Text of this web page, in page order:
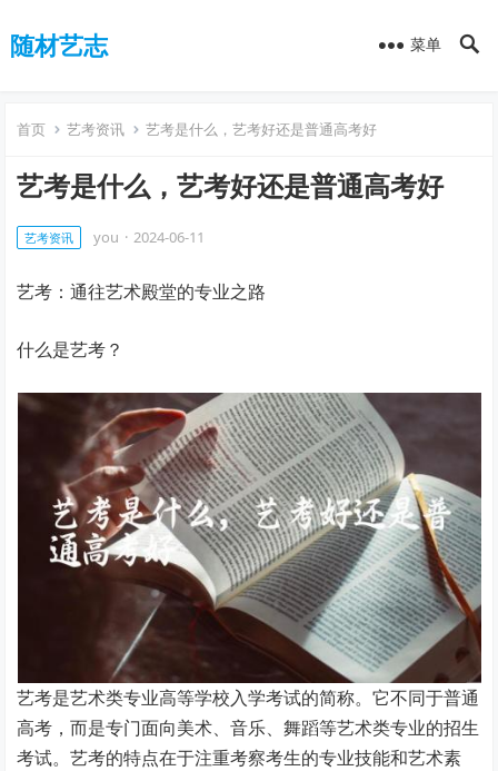
随材艺志 菜单
首页 艺考资讯 艺考是什么，艺考好还是普通高考好
艺考是什么，艺考好还是普通高考好
艺考资讯 you · 2024-06-11
艺考：通往艺术殿堂的专业之路
什么是艺考？
艺考是艺术类专业高等学校入学考试的简称。它不同于普通
高考，而是专门面向美术、音乐、舞蹈等艺术类专业的招生
考试。艺考的特点在于注重考察考生的专业技能和艺术素